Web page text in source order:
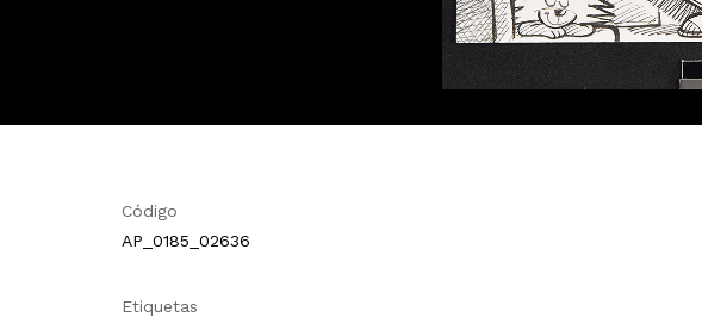
Código
AP_0185_02636
Etiquetas